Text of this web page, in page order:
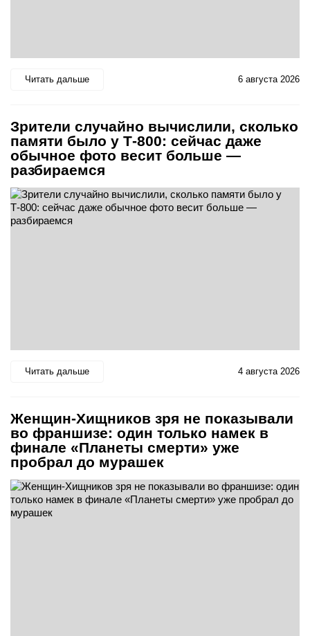
Читать дальше 6 августа 2026
Зрители случайно вычислили, сколько
памяти было у Т-800: сейчас даже
обычное фото весит больше —
разбираемся
Читать дальше 4 августа 2026
Женщин-Хищников зря не показывали
во франшизе: один только намек в
финале «Планеты смерти» уже
пробрал до мурашек